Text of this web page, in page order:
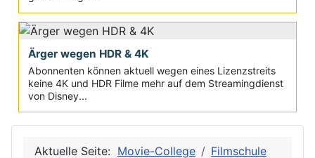
Ärger wegen HDR & 4K
Abonnenten können aktuell wegen eines Lizenzstreits
keine 4K und HDR Filme mehr auf dem Streamingdienst
von Disney...
Aktuelle Seite: Movie-College
Filmschule